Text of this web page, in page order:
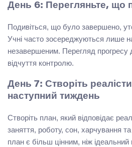
День 6: Перегляньте, що
Подивіться, що було завершено,
Учні часто зосереджуються лише
незавершеним. Перегляд прогресу
відчуття контролю.
День 7: Створіть
наступний тиждень
Створіть план, який відповідає
заняття, роботу, сон, харчування
план є більш цінним, ніж